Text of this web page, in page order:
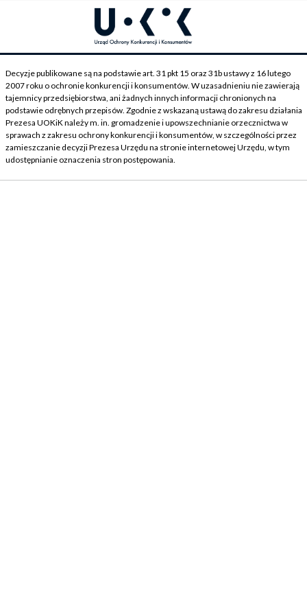
Decyzje publikowane są na podstawie art. 31 pkt 15 oraz 31b ustawy z 16 lutego
2007 roku o ochronie konkurencji i konsumentów. W uzasadnieniu nie zawierają
tajemnicy przedsiębiorstwa, ani żadnych innych informacji chronionych na
podstawie odrębnych przepisów. Zgodnie z wskazaną ustawą do zakresu działania
Prezesa UOKiK należy m. in. gromadzenie i upowszechnianie orzecznictwa w
sprawach z zakresu ochrony konkurencji i konsumentów, w szczególności przez
zamieszczanie decyzji Prezesa Urzędu na stronie internetowej Urzędu, w tym
udostępnianie oznaczenia stron postępowania.